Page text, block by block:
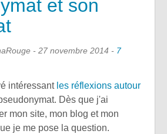
et son
- 27 novembre 2014 - 7
intéressant les réflexions autour
Dès que j'ai
mon site, mon blog et mon
je me pose la question.